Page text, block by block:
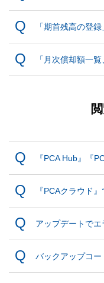
「期首残高の登
「月次償却額一
『PCA Hub』『
『PCAクラウド
アップデートで
バックアップコ